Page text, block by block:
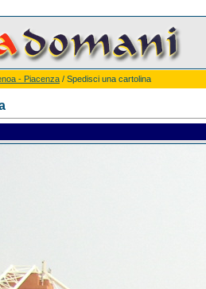
- Piacenza / Spedisci una cartolina